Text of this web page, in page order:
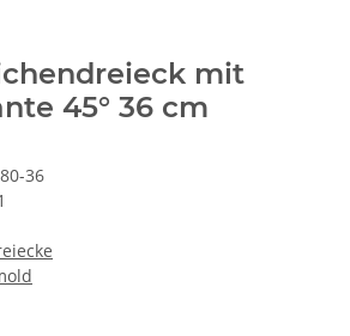
mit
45° 36 cm
36